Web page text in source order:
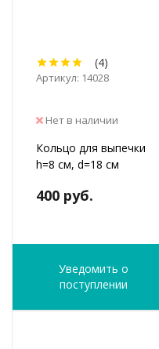
(4)
Артикул: 14028
Нет в наличии
Кольцо для выпечки
h=8 см, d=18 см
400 руб.
Уведомить о
поступлении